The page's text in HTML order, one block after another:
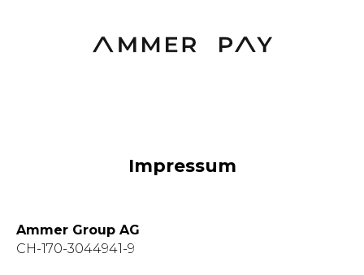
Impressum
Ammer Group AG
CH-170-3044941-9